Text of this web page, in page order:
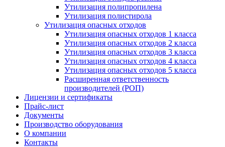
Утилизация полипропилена
Утилизация полистирола
Утилизация опасных отходов
Утилизация опасных отходов 1 класса
Утилизация опасных отходов 2 класса
Утилизация опасных отходов 3 класса
Утилизация опасных отходов 4 класса
Утилизация опасных отходов 5 класса
Расширенная ответственность
производителей (РОП)
Лицензии и сертификаты
Прайс-лист
Документы
Производство оборудования
О компании
Контакты